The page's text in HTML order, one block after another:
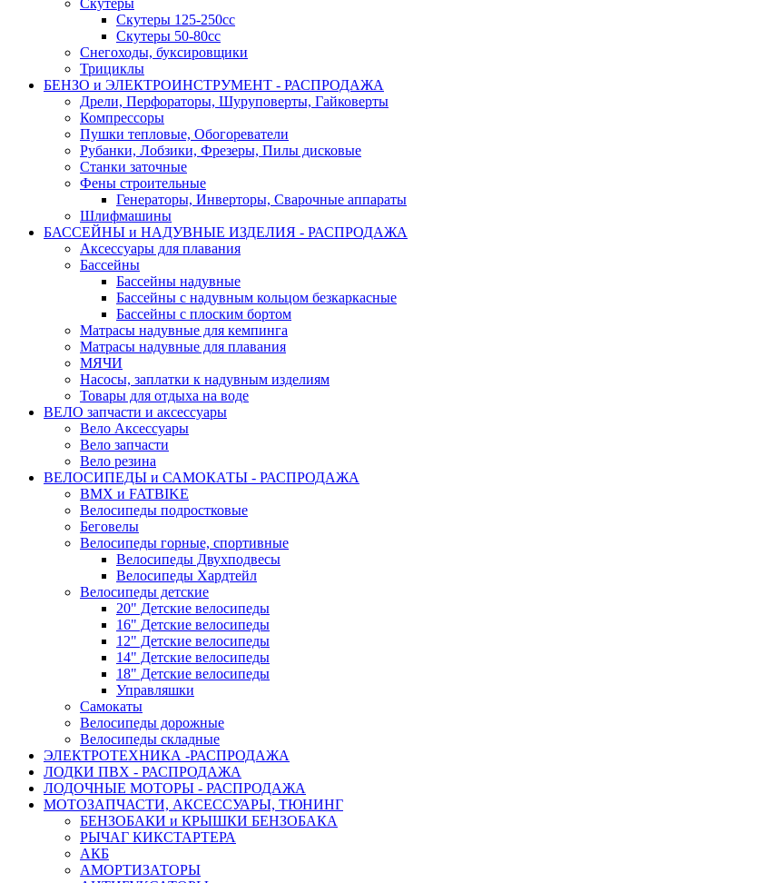
Скутеры
Скутеры 125-250сс
Скутеры 50-80сс
Снегоходы, буксировщики
Трициклы
БЕНЗО и ЭЛЕКТРОИНСТРУМЕНТ - РАСПРОДАЖА
Дрели, Перфораторы, Шуруповерты, Гайковерты
Компрессоры
Пушки тепловые, Обогореватели
Рубанки, Лобзики, Фрезеры, Пилы дисковые
Станки заточные
Фены строительные
Генераторы, Инверторы, Сварочные аппараты
Шлифмашины
БАССЕЙНЫ и НАДУВНЫЕ ИЗДЕЛИЯ - РАСПРОДАЖА
Аксессуары для плавания
Бассейны
Бассейны надувные
Бассейны с надувным кольцом безкаркасные
Бассейны с плоским бортом
Матрасы надувные для кемпинга
Матрасы надувные для плавания
МЯЧИ
Насосы, заплатки к надувным изделиям
Товары для отдыха на воде
ВЕЛО запчасти и аксессуары
Вело Аксессуары
Вело запчасти
Вело резина
ВЕЛОСИПЕДЫ и САМОКАТЫ - РАСПРОДАЖА
BMX и FATBIKE
Велосипеды подростковые
Беговелы
Велосипеды горные, спортивные
Велосипеды Двухподвесы
Велосипеды Хардтейл
Велосипеды детские
20" Детские велосипеды
16" Детские велосипеды
12" Детские велосипеды
14" Детские велосипеды
18" Детские велосипеды
Управляшки
Самокаты
Велосипеды дорожные
Велосипеды складные
ЭЛЕКТРОТЕХНИКА -РАСПРОДАЖА
ЛОДКИ ПВХ - РАСПРОДАЖА
ЛОДОЧНЫЕ МОТОРЫ - РАСПРОДАЖА
МОТОЗАПЧАСТИ, АКСЕССУАРЫ, ТЮНИНГ
БЕНЗОБАКИ и КРЫШКИ БЕНЗОБАКА
РЫЧАГ КИКСТАРТЕРА
АКБ
АМОРТИЗАТОРЫ